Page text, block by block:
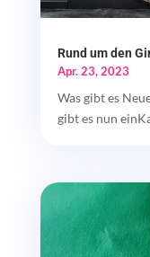
Rund um den
Apr. 23, 2023
Was gibt es
gibt es nun